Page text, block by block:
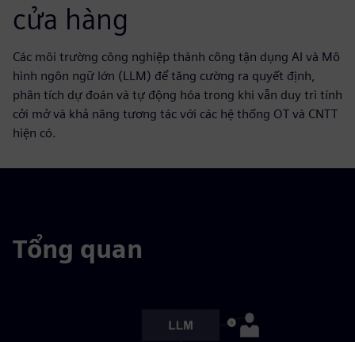
cửa hàng
Các môi trường công nghiệp thành công tận dụng AI và Mô
hình ngôn ngữ lớn (LLM) để tăng cường ra quyết định,
phân tích dự đoán và tự động hóa trong khi vẫn duy trì tính
cởi mở và khả năng tương tác với các hệ thống OT và CNTT
hiện có.
Tổng quan